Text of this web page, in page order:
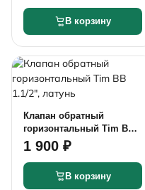
В корзину
Клапан обратный
горизонтальный Tim ВВ
1.1/2", латунь
1 900 ₽
В корзину